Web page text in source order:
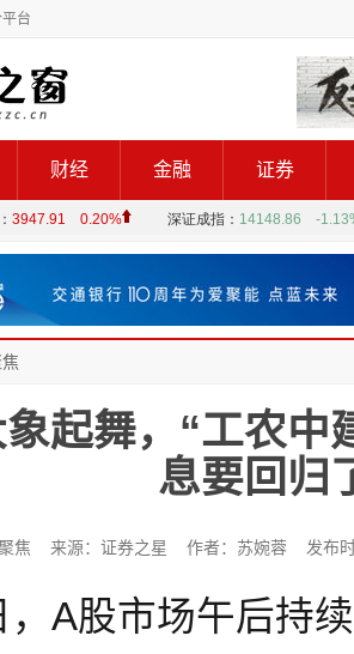
台
财经 金融 证券
起舞，“工农中
息要回归
焦 来源：证券之星 作者：苏婉蓉 发布
，A股市场午后持